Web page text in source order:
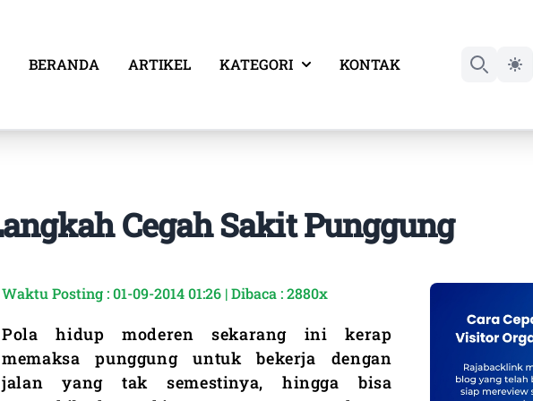
BERANDA ARTIKEL KATEGORI KONTAK
Cegah Sakit Punggung
Waktu Posting : 01-09-2014 01:26 | Dibaca : 2880x
Pola hidup moderen sekarang ini kerap
memaksa punggung untuk bekerja dengan
jalan yang tak semestinya, hingga bisa